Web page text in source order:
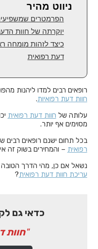
ניווט מהיר
הפרמטרים
יוקרתה של חוות
כיצד לזהות מומחה
דעת רפואית
רופאים רבים למדו ליהנות
חוות דעת רפואיות.
עלותה של חוות דעת רפואית
מסוימים אף יותר.
בכל תחום ישנם רופאים רבים
רפואית – והמחירים בשוק זה
נשאל אם כן, מהי הדרך הטובה
עריכת חוות דעת רפואית?
כדאי גם
"חוות